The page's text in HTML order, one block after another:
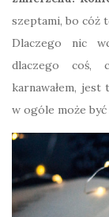
szeptami, bo cóż
Dlaczego nic
dlaczego coś,
karnawałem,
w ogóle może